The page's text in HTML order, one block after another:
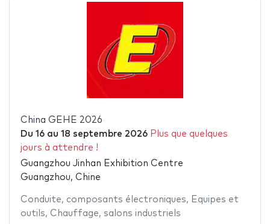
China GEHE 2026
Du 16au 18 septembre 2026 Plus que quelques
jours à attendre !
Guangzhou Jinhan Exhibition Centre
Guangzhou, Chine
Conduite, composants électroniques, Equipes et
outils, Chauffage, salons industriels